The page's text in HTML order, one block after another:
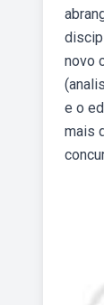
novo
e o
mais